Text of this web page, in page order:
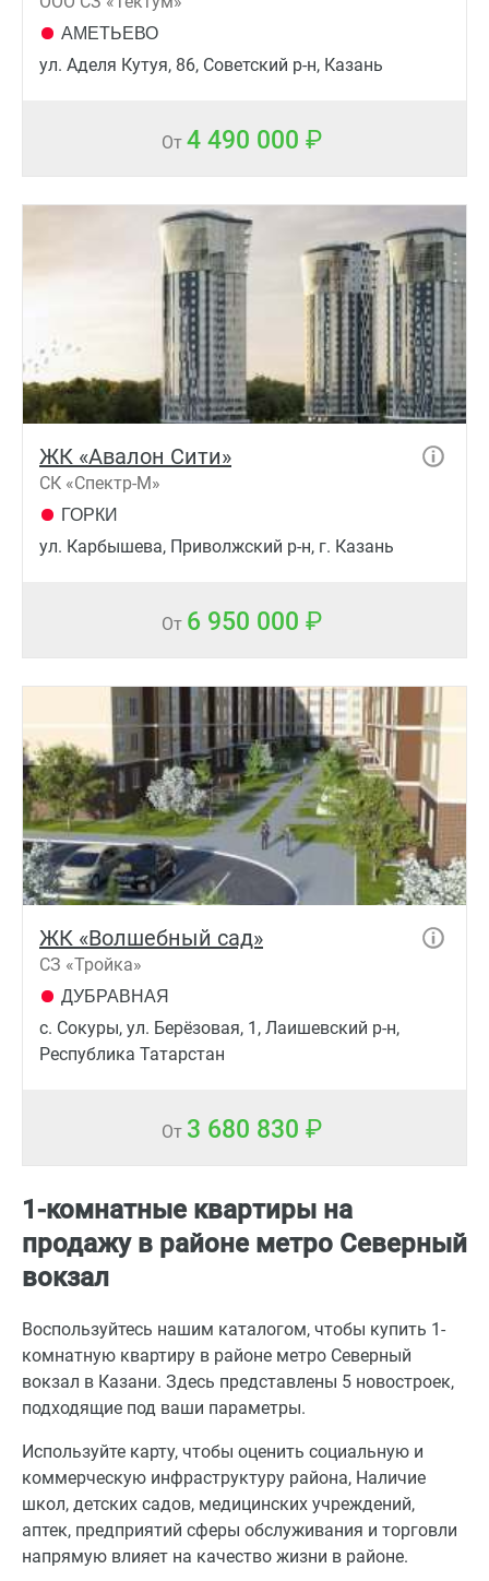
АМЕТЬЕВО
ул. Аделя Кутуя, 86, Советский р-н, Казань
От 4 490 000
ЖК «Авалон Сити»
СК «Спектр-М»
ГОРКИ
ул. Карбышева, Приволжский р-н, г. Казань
От 6 950 000
ЖК «Волшебный сад»
СЗ «Тройка»
ДУБРАВНАЯ
с. Сокуры, ул. Берёзовая, 1, Лаишевский р-н,
Республика Татарстан
От 3 680 830
1-комнатные квартиры на
продажу в районе метро Северный
вокзал
Воспользуйтесь нашим каталогом, чтобы купить 1-
комнатную квартиру в районе метро Северный
вокзал в Казани. Здесь представлены 5 новостроек,
подходящие под ваши параметры.
Используйте карту, чтобы оценить социальную и
коммерческую инфраструктуру района, Наличие
школ, детских садов, медицинских учреждений,
аптек, предприятий сферы обслуживания и торговли
напрямую влияет на качество жизни в районе.